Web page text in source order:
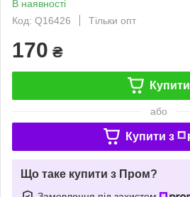
В наявності
Код: Q16426
Тільки опт
170 ₴
Купити
або
Купити з
Що таке купити з Пром?